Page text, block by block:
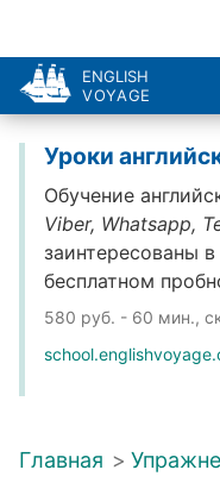
ENGLISH
VOYAGE
Уроки
Обучение
Viber, Whatsapp,
заинтересованы
бесплатном
580 руб. - 60 мин.,
Главная >